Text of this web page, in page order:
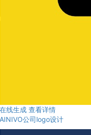
在线生成 查看详情
AINIVO公司logo设计